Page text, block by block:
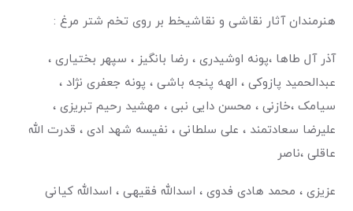
هنرمندان آثار نقاشی و نقاشیخط بر روی تخم شتر مرغ :
آذر آل طاها ،پونه اوشیدری ، رضا بانگیز ، سپهر بختیاری ،
عبدالحمید پازوکی ، الهه پنجه باشی ، پونه جعفری نژاد ،
سیامک ،خازنی ، محسن دایی نبی ، مهشید رحیم تبریزی ،
علیرضا سعادتمند ، علی سلطانی ، نفیسه شهد ادی ، قدرت الله
عاقلی ،ناصر
عزیزی ، محمد هادی فدوی ، اسدالله فقیهی ، اسدالله کیانی